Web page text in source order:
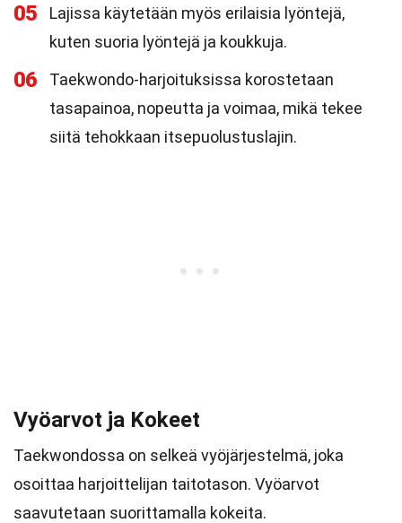
05
Lajissa käytetään myös erilaisia lyöntejä,
kuten suoria lyöntejä ja koukkuja.
06
Taekwondo-harjoituksissa korostetaan
tasapainoa, nopeutta ja voimaa, mikä tekee
siitä tehokkaan itsepuolustuslajin.
Vyöarvot ja Kokeet
Taekwondossa on selkeä vyöjärjestelmä, joka
osoittaa harjoittelijan taitotason. Vyöarvot
saavutetaan suorittamalla kokeita.